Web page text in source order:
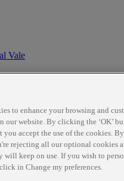
Vale
to enhance your browsing and
our website. By clicking the ‘OK’
you accept the use of the cookies.
rejecting all our optional cookies
will keep on use. If you wish to
in Change my preferences.